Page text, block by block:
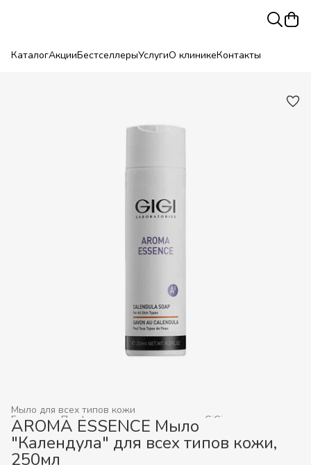
КаталогАкцииБестселлерыУслугиО клиникеКонтакты
Мыло для всех типов кожи
Профессиональная косметика GiGi
Главная
AROMA ESSENCE Мыло
"Календула" для всех типов кожи,
250мл